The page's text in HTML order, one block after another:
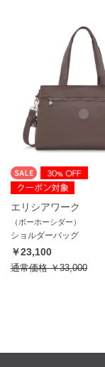
エリシアワーク
（ボーホーシダー）
ショルダーバッグ
￥23,100
通常価格￥33,000